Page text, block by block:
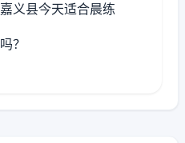
嘉义县今天适合晨练
吗？